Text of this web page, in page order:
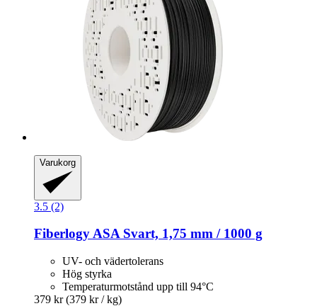
Varukorg
3.5 (2)
FiberlogyASA Svart, 1,75 mm / 1000 g
UV- och vädertolerans
Hög styrka
Temperaturmotstånd upp till 94°C
379 kr (379 kr / kg)